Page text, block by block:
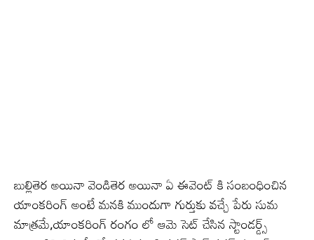
బుల్లితెర అయినా వెండితెర అయినా ఏ ఈవెంట్ కి సంబంధించిన
యాంకరింగ్ అంటే మనకి ముందుగా గుర్తుకు వచ్చే పేరు సుమ
మాత్రమే,యాంకరింగ్ రంగం లో ఆమె సెట్ చేసిన స్టాండర్డ్స్